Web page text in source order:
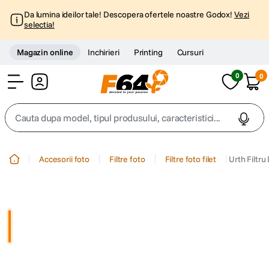
Da lumina ideilor tale! Descopera ofertele noastre Godox! Vezi
selectia!
Magazin online Inchirieri Printing Cursuri
0 0
Cauta dupa model, tipul produsului, caracteristici...
Accesorii foto Filtre foto Filtre foto filet Urth Filtru